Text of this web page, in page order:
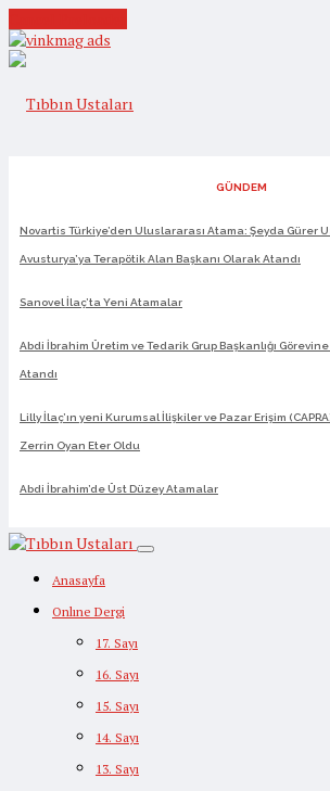
GÜNDEM
Novartis Türkiye’den Uluslararası Atama: Şeyda Gürer
Avusturya’ya Terapötik Alan Başkanı Olarak Atandı
Sanovel İlaç’ta Yeni Atamalar
Abdi İbrahim Üretim ve Tedarik Grup Başkanlığı Görevine
Atandı
Lilly İlaç’ın yeni Kurumsal İlişkiler ve Pazar Erişim
Zerrin Oyan Eter Oldu
Abdi İbrahim’de Üst Düzey Atamalar
Anasayfa
Onlıne Dergi
17. Sayı
16. Sayı
15. Sayı
14. Sayı
13. Sayı